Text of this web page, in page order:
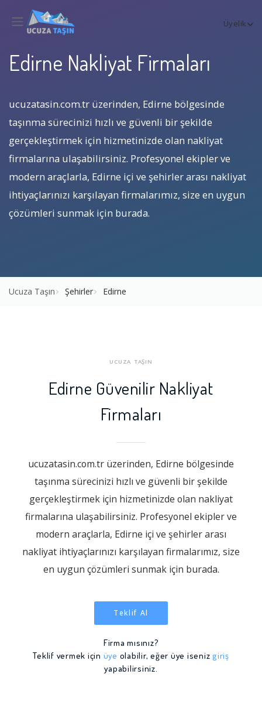
Üyelik
Edirne Nakliyat Firmaları
ucuzatasin.com.tr üzerinden, Edirne bölgesinde
taşınma sürecinizi hızlı ve güvenli bir şekilde
gerçekleştirmek için hizmetinizde olan nakliyat
firmalarına ulaşabilirsiniz. Profesyonel ekipler ve
modern araçlarla, Edirne içi ve şehirler arası nakliyat
ihtiyaçlarınızı karşılayan firmalarımız, size en uygun
çözümleri sunmak için burada.
Ucuza Taşın Şehirler Edirne
UCUZA TAŞIN
Edirne Güvenilir Nakliyat
Firmaları
ucuzatasin.com.tr üzerinden, Edirne bölgesinde
taşınma sürecinizi hızlı ve güvenli bir şekilde
gerçekleştirmek için hizmetinizde olan nakliyat
firmalarına ulaşabilirsiniz. Profesyonel ekipler ve
modern araçlarla, Edirne içi ve şehirler arası
nakliyat ihtiyaçlarınızı karşılayan firmalarımız, size
en uygun çözümleri sunmak için burada.
Teklif Al
Firma mısınız?
Teklif vermek için üye olabilir, eğer üye iseniz giriş
yapabilirsiniz.